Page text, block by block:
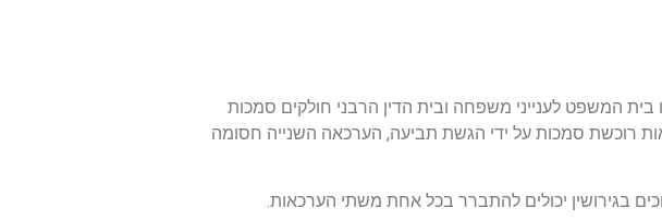
שיפוט בתי דין רבניים משנת 1953, שיצר מצב שבו בית המשפט לענייני משפחה ובית הדין הרבני חולקים סמכות
רוכשת סמכות על ידי הגשת תביעה, הערכאה השנייה חסומה
בגירושין יכולים להתברר בכל אחת משתי הערכאות.